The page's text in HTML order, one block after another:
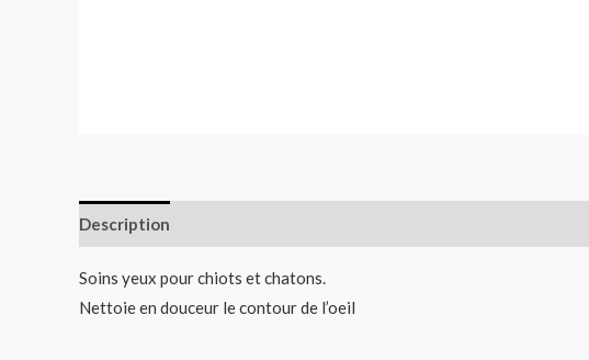
Description
Soins yeux pour chiots et chatons.
Nettoie en douceur le contour de l’oeil